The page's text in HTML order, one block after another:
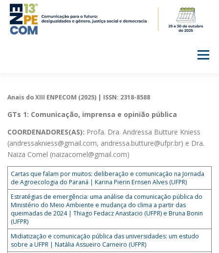
Pular
para
conteúdo
Menu
GRUPOS DE TRABALHO INSCRIÇÕES ANAIS
CONTATO COMISSÃO ORGANIZADORA
Anais do XIII ENPECOM (2025) | ISSN: 2318-8588
GTs 1: Comunicação, imprensa e opinião pública
COORDENADORES(AS): Profa. Dra. Andressa Butture Kniess
(andressakniess@gmail.com, andressa.butture@ufpr.br) e Dra.
Naiza Comel (naizacomel@gmail.com)
Cartas que falam por muitos: deliberação e comunicação na Jornada
de Agroecologia do Paraná | Karina Pierin Ernsen Alves (UFPR)
Estratégias de emergência: uma análise da comunicação pública do
Ministério do Meio Ambiente e mudança do clima a partir das
queimadas de 2024 | Thiago Fedacz Anastacio (UFPR) e Bruna Bonin
(UFPR)
Midiatização e comunicação pública das universidades: um estudo
sobre a UFPR | Natália Assueiro Carneiro (UFPR)